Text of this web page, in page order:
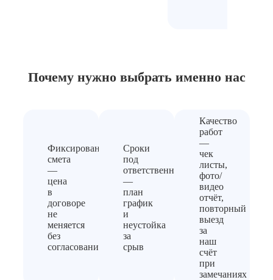
Почему нужно выбрать именно нас
Фиксированная
смета
—
цена
в
договоре
не
меняется
без
согласования
Сроки
под
ответственность
—
план
график
и
неустойка
за
срыв
Качество
работ
—
чек
листы,
фото/
видео
отчёт,
повторный
выезд
за
наш
счёт
при
замечаниях